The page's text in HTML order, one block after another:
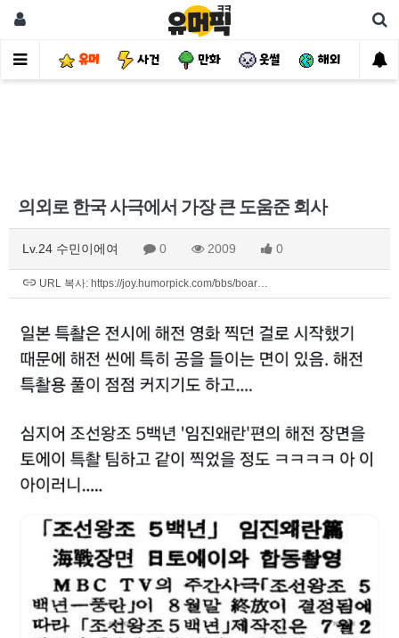
유머 사건 만화 웃썰 해외 핫
의외로 한국 사극에서 가장 큰 도움준 회사
Lv.24 수민이에여 0 2009 0
URL 복사: https://joy.humorpick.com/bbs/boar…